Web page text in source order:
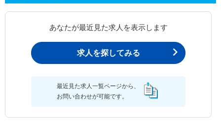
あなたが最近見た求人を表示します
求人を探してみる
最近見た求人一覧ページから、
お問い合わせが可能です。